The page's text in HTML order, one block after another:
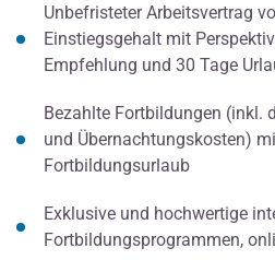
Unbefristeter Arbeitsvertrag
Einstiegsgehalt mit
Empfehlung und 30 Tage
Bezahlte Fortbildungen (inkl.
und Übernachtungskosten)
Fortbildungsurlaub
Exklusive und hochwertige
Fortbildungsprogrammen,